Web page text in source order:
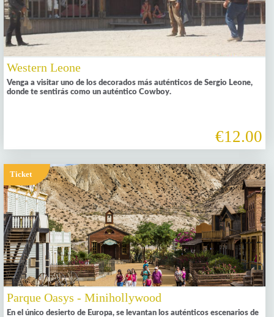
Western Leone
Venga a visitar uno de los decorados más auténticos de Sergio Leone,
donde te sentirás como un auténtico Cowboy.
€12.00
Ticket
Parque Oasys - Minihollywood
En el único desierto de Europa, se levantan los auténticos escenarios de